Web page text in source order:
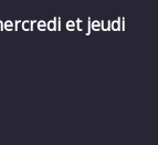
et jeudi